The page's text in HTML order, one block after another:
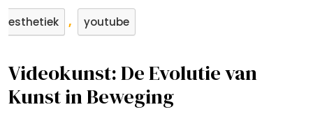
esthetiek , youtube
Videokunst: De Evolutie van
Kunst in Beweging